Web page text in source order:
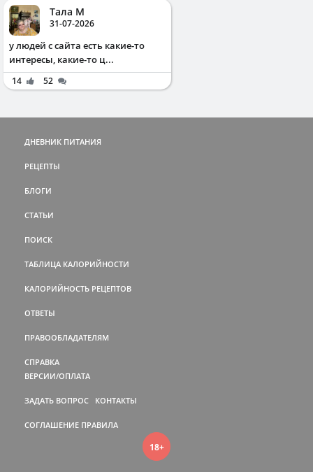
Тала М
31-07-2026
у людей с сайта есть какие-то
интересы, какие-то ц...
14 52
ДНЕВНИК ПИТАНИЯ
РЕЦЕПТЫ
БЛОГИ
СТАТЬИ
ПОИСК
ТАБЛИЦА КАЛОРИЙНОСТИ
КАЛОРИЙНОСТЬ РЕЦЕПТОВ
ОТВЕТЫ
ПРАВООБЛАДАТЕЛЯМ
СПРАВКА
ВЕРСИИ/ОПЛАТА
ЗАДАТЬ ВОПРОС КОНТАКТЫ
СОГЛАШЕНИЕ ПРАВИЛА
18+